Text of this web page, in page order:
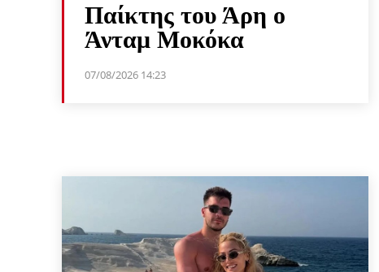
Παίκτης του Άρη ο
Άνταμ Μοκόκα
07/08/2026 14:23